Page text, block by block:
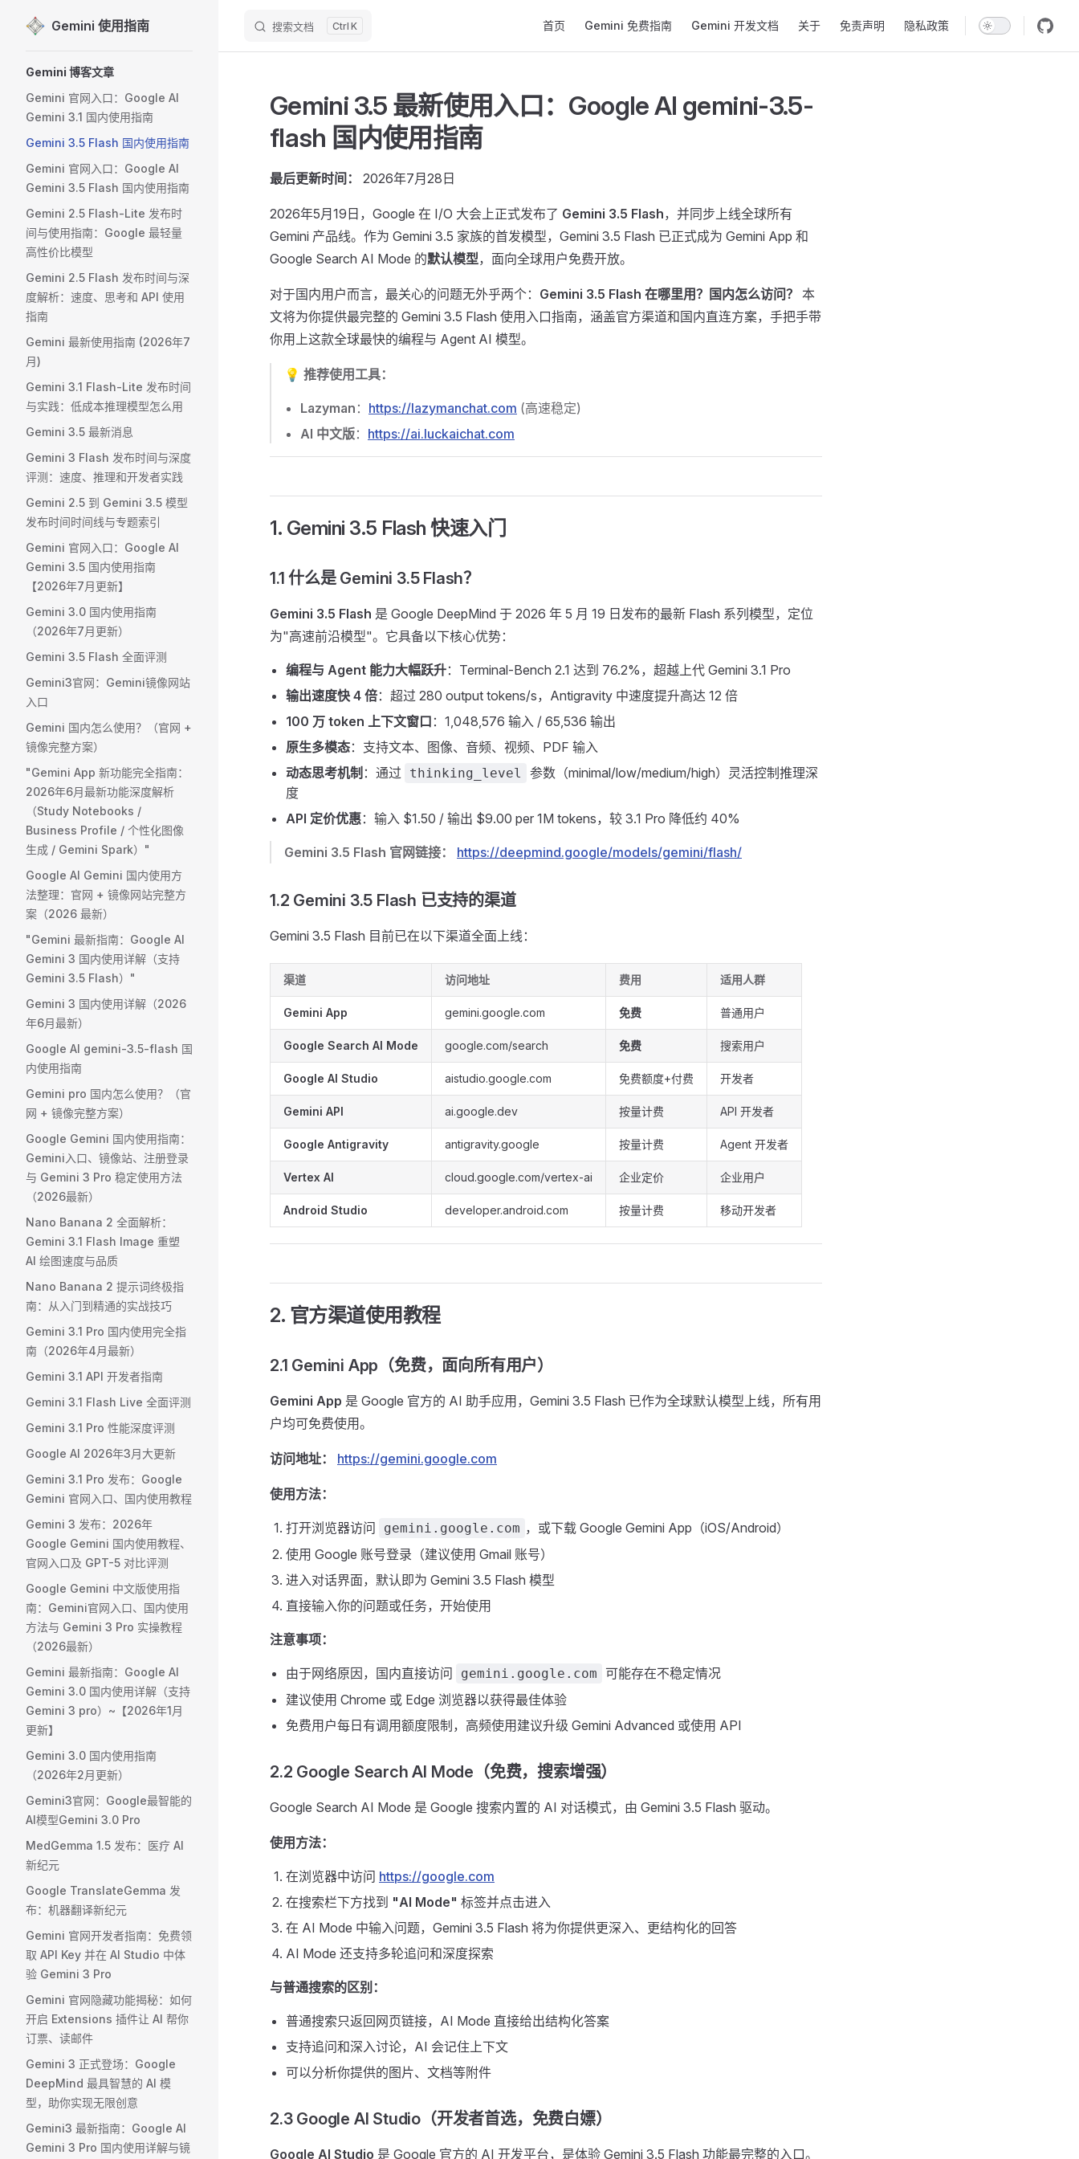
Skip to content
Gemini 使用指南 搜索文档 K 首页 Gemini 免费指南 Gemini 开发文档 关于 免责声明 隐私政策
Gemini 博客文章
Gemini 官网入口：Google AI
Gemini 3.1 国内使用指南
Gemini 3.5 Flash 国内使用指南
Gemini 官网入口：Google AI
Gemini 3.5 Flash 国内使用指南
Gemini 2.5 Flash-Lite 发布时
间与使用指南：Google 最轻量
高性价比模型
Gemini 2.5 Flash 发布时间与深
度解析：速度、思考和 API 使用
指南
Gemini 最新使用指南 (2026年7
月)
Gemini 3.1 Flash-Lite 发布时间
与实践：低成本推理模型怎么用
Gemini 3.5 最新消息
Gemini 3 Flash 发布时间与深度
评测：速度、推理和开发者实践
Gemini 2.5 到 Gemini 3.5 模型
发布时间时间线与专题索引
Gemini 官网入口：Google AI
Gemini 3.5 国内使用指南
【2026年7月更新】
Gemini 3.0 国内使用指南
（2026年7月更新）
Gemini 3.5 Flash 全面评测
Gemini3官网：Gemini镜像网站
入口
Gemini 国内怎么使用？（官网 +
镜像完整方案） ​
"Gemini App 新功能完全指南：
2026年6月最新功能深度解析
（Study Notebooks /
Business Profile / 个性化图像
生成 / Gemini Spark）"
Google AI Gemini 国内使用方
法整理：官网 + 镜像网站完整方
案（2026 最新）
"Gemini 最新指南：Google AI
Gemini 3 国内使用详解（支持
Gemini 3.5 Flash）"
Gemini 3 国内使用详解（2026
年6月最新）
Google AI gemini-3.5-flash 国
内使用指南
Gemini pro 国内怎么使用？（官
网 + 镜像完整方案） ​
Google Gemini 国内使用指南：
Gemini入口、镜像站、注册登录
与 Gemini 3 Pro 稳定使用方法
（2026最新）
Nano Banana 2 全面解析：
Gemini 3.1 Flash Image 重塑
AI 绘图速度与品质
Nano Banana 2 提示词终极指
南：从入门到精通的实战技巧
Gemini 3.1 Pro 国内使用完全指
南（2026年4月最新）
Gemini 3.1 API 开发者指南
Gemini 3.1 Flash Live 全面评测
Gemini 3.1 Pro 性能深度评测
Google AI 2026年3月大更新
Gemini 3.1 Pro 发布：Google
Gemini 官网入口、国内使用教程
Gemini 3 发布：2026年
Google Gemini 国内使用教程、
官网入口及 GPT-5 对比评测
Google Gemini 中文版使用指
南：Gemini官网入口、国内使用
方法与 Gemini 3 Pro 实操教程
（2026最新）
Gemini 最新指南：Google AI
Gemini 3.0 国内使用详解（支持
Gemini 3 pro）~【2026年1月
更新】
Gemini 3.0 国内使用指南
（2026年2月更新）
Gemini3官网：Google最智能的
AI模型Gemini 3.0 Pro
MedGemma 1.5 发布：医疗 AI
新纪元
Google TranslateGemma 发
布：机器翻译新纪元
Gemini 官网开发者指南：免费领
取 API Key 并在 AI Studio 中体
验 Gemini 3 Pro
Gemini 官网隐藏功能揭秘：如何
开启 Extensions 插件让 AI 帮你
订票、读邮件
Gemini 3 正式登场：Google
DeepMind 最具智慧的 AI 模
型，助你实现无限创意
Gemini3 最新指南：Google AI
Gemini 3 Pro 国内使用详解与镜
Gemini 3.5 最新使用入口：Google AI gemini-3.5-
flash 国内使用指南
最后更新时间： 2026年7月28日
2026年5月19日，Google 在 I/O 大会上正式发布了 Gemini 3.5 Flash，并同步上线全球所有
Gemini 产品线。作为 Gemini 3.5 家族的首发模型，Gemini 3.5 Flash 已正式成为 Gemini App 和
Google Search AI Mode 的默认模型，面向全球用户免费开放。
对于国内用户而言，最关心的问题无外乎两个： Gemini 3.5 Flash 在哪里用？国内怎么访问？ 本
文将为你提供最完整的 Gemini 3.5 Flash 使用入口指南，涵盖官方渠道和国内直连方案，手把手带
你用上这款全球最快的编程与 Agent AI 模型。
💡 推荐使用工具：
Lazyman ： https://lazymanchat.com (高速稳定)
AI 中文版： https://ai.luckaichat.com
1. Gemini 3.5 Flash 快速入门
1.1 什么是 Gemini 3.5 Flash？
Gemini 3.5 Flash 是 Google DeepMind 于 2026 年 5 月 19 日发布的最新 Flash 系列模型，定位
为"高速前沿模型"。它具备以下核心优势：
编程与 Agent 能力大幅跃升：Terminal-Bench 2.1 达到 76.2%，超越上代 Gemini 3.1 Pro
输出速度快 4 倍：超过 280 output tokens/s，Antigravity 中速度提升高达 12 倍
100 万 token 上下文窗口 ：1,048,576 输入 / 65,536 输出
原生多模态：支持文本、图像、音频、视频、PDF 输入
动态思考机制 ：通过 thinking_level
参数（minimal/low/medium/high）灵活控制推理深
度
API 定价优惠：输入 $1.50 / 输出 $9.00 per 1M tokens，较 3.1 Pro 降低约 40%
Gemini 3.5 Flash 官网链接： https://deepmind.google/models/gemini/flash/
1.2 Gemini 3.5 Flash 已支持的渠道
Gemini 3.5 Flash 目前已在以下渠道全面上线：
渠道 访问地址 费用 适用人群
Gemini App gemini.google.com 免费 普通用户
Google Search AI Mode google.com/search 免费 搜索用户
Google AI Studio aistudio.google.com 免费额度+付费 开发者
Gemini API ai.google.dev 按量计费 API 开发者
Google Antigravity antigravity.google 按量计费 Agent 开发者
Vertex AI cloud.google.com/vertex-ai 企业定价 企业用户
Android Studio developer.android.com 按量计费 移动开发者
2. 官方渠道使用教程
2.1 Gemini App（免费，面向所有用户）
Gemini App 是 Google 官方的 AI 助手应用，Gemini 3.5 Flash 已作为全球默认模型上线，所有用
户均可免费使用。
访问地址： https://gemini.google.com
使用方法：
打开浏览器访问 gemini.google.com ，或下载 Google Gemini App（iOS/Android）
使用 Google 账号登录（建议使用 Gmail 账号）
进入对话界面，默认即为 Gemini 3.5 Flash 模型
直接输入你的问题或任务，开始使用
注意事项：
由于网络原因，国内直接访问 gemini.google.com
可能存在不稳定情况
建议使用 Chrome 或 Edge 浏览器以获得最佳体验
免费用户每日有调用额度限制，高频使用建议升级 Gemini Advanced 或使用 API
2.2 Google Search AI Mode（免费，搜索增强）
Google Search AI Mode 是 Google 搜索内置的 AI 对话模式，由 Gemini 3.5 Flash 驱动。
使用方法：
在浏览器中访问 https://google.com
在搜索栏下方找到 "AI Mode" 标签并点击进入
在 AI Mode 中输入问题，Gemini 3.5 Flash 将为你提供更深入、更结构化的回答
AI Mode 还支持多轮追问和深度探索
与普通搜索的区别：
普通搜索只返回网页链接，AI Mode 直接给出结构化答案
支持追问和深入讨论，AI 会记住上下文
可以分析你提供的图片、文档等附件
2.3 Google AI Studio（开发者首选，免费白嫖）
Google AI Studio 是 Google 官方的 AI 开发平台，是体验 Gemini 3.5 Flash 功能最完整的入口。